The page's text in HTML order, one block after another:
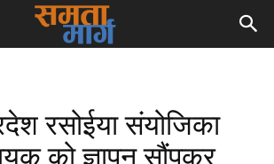
रसोईया संयोजिका
को ज्ञापन सौंपकर